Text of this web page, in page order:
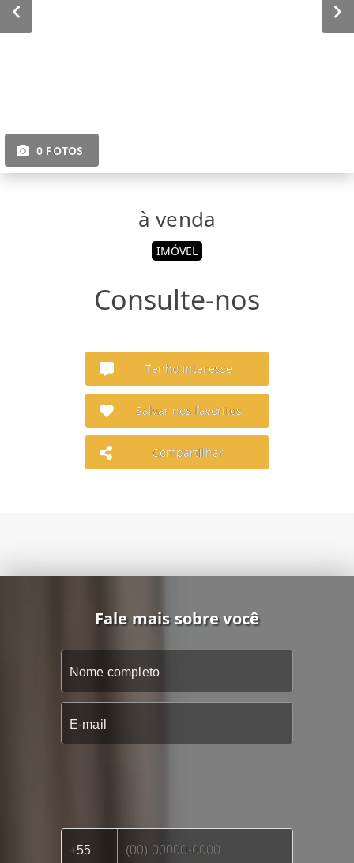
0 FOTOS
à venda
IMÓVEL
Consulte-nos
Tenho interesse
Salvar nos favoritos
Compartilhar
Fale mais sobre você